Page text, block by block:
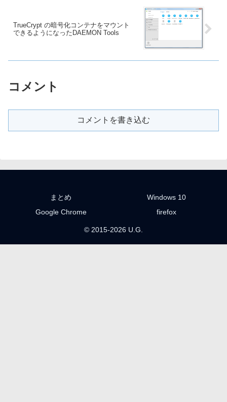
TrueCrypt の暗号化コンテナをマウント
できるようになったDAEMON Tools
コメント
コメントを書き込む
まとめ
Windows 10
Google Chrome
firefox
© 2015-2026 U.G.